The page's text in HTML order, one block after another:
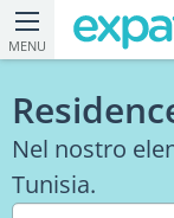
MENU
Nel nostro
Tunisia.